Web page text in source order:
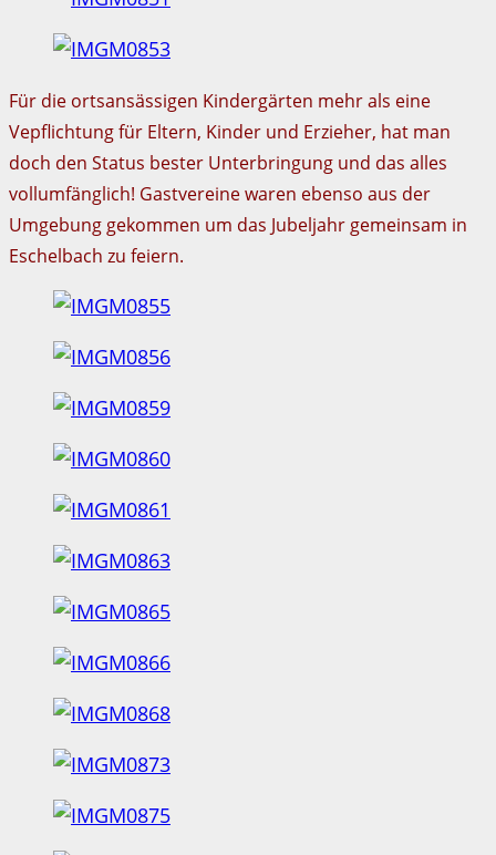
Für die ortsansässigen Kindergärten mehr als eine
Vepflichtung für Eltern, Kinder und Erzieher, hat man
doch den Status bester Unterbringung und das alles
vollumfänglich! Gastvereine waren ebenso aus der
Umgebung gekommen um das Jubeljahr gemeinsam in
Eschelbach zu feiern.